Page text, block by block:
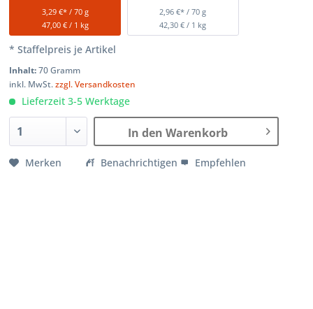
3,29 €* / 70 g
47,00 € / 1 kg
2,96 €* / 70 g
42,30 € / 1 kg
* Staffelpreis je Artikel
Inhalt:70 Gramm
inkl. MwSt.zzgl. Versandkosten
Lieferzeit 3-5 Werktage
In den Warenkorb
Merken Benachrichtigen Empfehlen